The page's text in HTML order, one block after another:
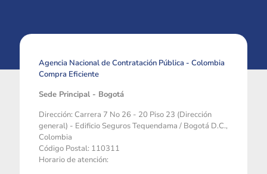
Agencia Nacional de Contratación Pública - Colombia
Compra Eficiente
Sede Principal - Bogotá
Dirección: Carrera 7 No 26 - 20 Piso 23 (Dirección
general) - Edificio Seguros Tequendama / Bogotá D.C.,
Colombia
Código Postal: 110311
Horario de atención: